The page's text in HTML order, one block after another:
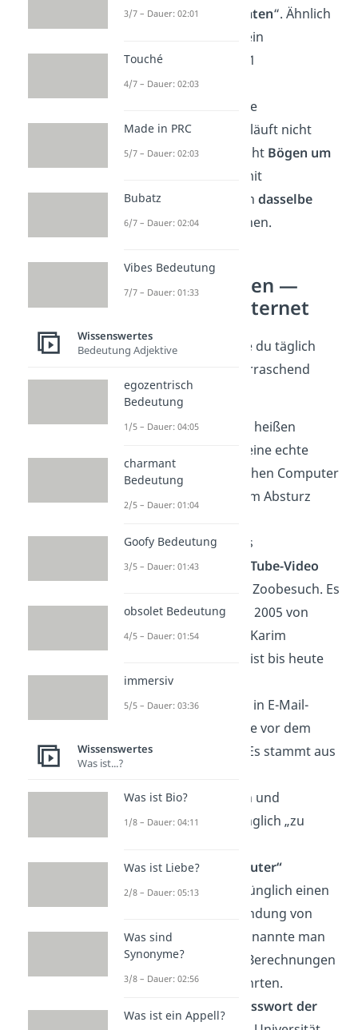
Mexikanische Staaten“. Ähnlich
wie die USA ist es ein
Bundesstaat aus 31
Einzelstaaten.
🌐 Die internationale
Datumsgrenze verläuft nicht
geradlinig. Sie macht Bögen um
, damit
benachbarte Inselndasselbe
Datum teilen
können.
Unnützes Wissen —
Technik und Internet
Hinter der
, die du täglich
nutzt, stecken oft überraschend
skurrile Geschichten
🐛 Computerfehler heißen
“, weil 1947 eine echte
Motte in einem frühen Computer
steckte und ihn zum Absturz
📸 Das erste jemals
hochgeladene
YouTube-Video
zeigt einen kurzen Zoobesuch. Es
wurde am 23. April 2005 von
Mitgründer Jawed Karim
veröffentlicht und ist bis heute
online.
🌐 Das„@“-Zeichen
in E-Mail-
Adressen war lange vor dem
Internet bekannt. Es stammt aus
Kaufmannsnotizen und
bedeutete ursprünglich „zu
🖥️ Das Wort
„Computer“
bezeichnete ursprünglich einen
Beruf. Vor der Erfindung von
Rechenmaschinen nannte man
so Menschen, die Berechnungen
per Hand durchführten.
Passwort der
3/7 – Dauer: 02:01
Touché
4/7 – Dauer: 02:03
Made in PRC
5/7 – Dauer: 02:03
Bubatz
6/7 – Dauer: 02:04
Vibes Bedeutung
7/7 – Dauer: 01:33
Wissenswertes
Bedeutung Adjektive
egozentrisch
Bedeutung
1/5 – Dauer: 04:05
charmant
Bedeutung
2/5 – Dauer: 01:04
Goofy Bedeutung
3/5 – Dauer: 01:43
obsolet Bedeutung
4/5 – Dauer: 01:54
immersiv
5/5 – Dauer: 03:36
Wissenswertes
Was ist...?
Was ist Bio?
1/8 – Dauer: 04:11
Was ist Liebe?
2/8 – Dauer: 05:13
Was sind
Synonyme?
3/8 – Dauer: 02:56
Was ist ein Appell?